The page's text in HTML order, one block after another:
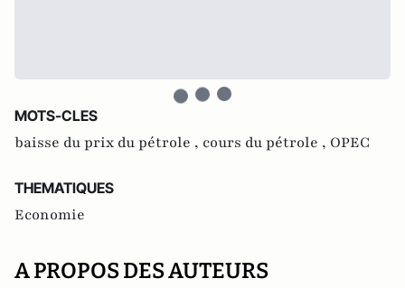
MOTS-CLES
baisse du prix du pétrole , cours du pétrole , OPEC
THEMATIQUES
Economie
A PROPOS DES AUTEURS